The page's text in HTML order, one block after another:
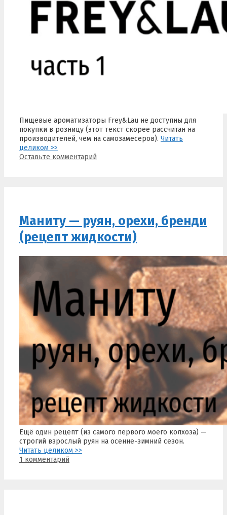
Пищевые ароматизаторы Frey&Lau не доступны для
покупки в розницу (этот текст скорее рассчитан на
производителей, чем на самозамесеров). Читать
целиком >>
Оставьте комментарий
Маниту — руян, орехи, бренди
(рецепт жидкости)
Ещё один рецепт (из самого первого моего колхоза) —
строгий взрослый руян на осенне-зимний сезон.
Читать целиком >>
1 комментарий